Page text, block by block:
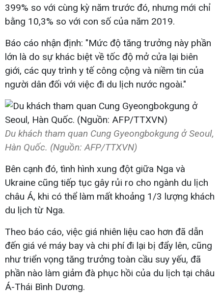
399% so với cùng kỳ năm trước đó, nhưng mới chỉ
bằng 10,3% so với con số của năm 2019.
Báo cáo nhận định: "Mức độ tăng trưởng này phần
lớn là do sự khác biệt về tốc độ mở cửa lại biên
giới, các quy trình y tế công cộng và niềm tin của
người dân đối với việc đi du lịch nước ngoài."
Du khách tham quan Cung Gyeongbokgung ở Seoul,
Hàn Quốc. (Nguồn: AFP/TTXVN)
Bên cạnh đó, tình hình xung đột giữa Nga và
Ukraine cũng tiếp tục gây rủi ro cho ngành du lịch
châu Á, khi có thể làm mất khoảng 1/3 lượng khách
du lịch từ Nga.
Theo báo cáo, việc giá nhiên liệu cao hơn đã dẫn
đến giá vé máy bay và chi phí đi lại bị đẩy lên, cũng
như triển vọng tăng trưởng toàn cầu suy yếu, đã
phần nào làm giảm đà phục hồi của du lịch tại châu
Á-Thái Bình Dương.